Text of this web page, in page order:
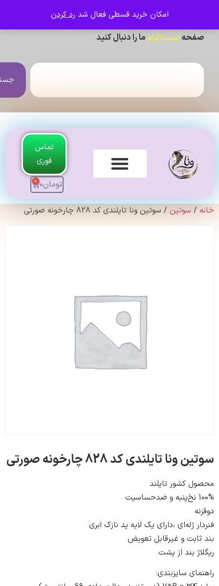
امکان خرید قسطی فعال شدرد کردن
اینستاگرامما را دنبال کنید
جستجو
تماس
فوری
0
سوتین / سوتین ونا تایلندی کد 828 چارخونه صورتی
تایلندی کد 828 چارخونه صورتی
کشور تایلند
ژله‌ای ،دارای یک لایه پد نازک ابری
و غیرقابل تعویض
بند از پشت
سایزبندی: